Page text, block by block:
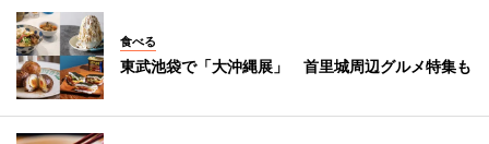
食べる
東武池袋で「大沖縄展」 首里城周辺グルメ特集も